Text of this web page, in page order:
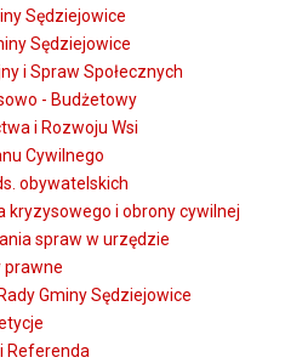
Sędziejowice
Sędziejowice
i Spraw Społecznych
- Budżetowy
i Rozwoju Wsi
Cywilnego
obywatelskich
kryzysowego i obrony cywilnej
spraw w urzędzie
prawne
Gminy Sędziejowice
Referenda